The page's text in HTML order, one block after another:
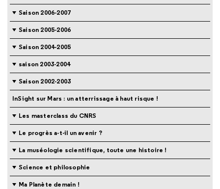
Saison 2006-2007
Saison 2005-2006
Saison 2004-2005
saison 2003-2004
Saison 2002-2003
InSight sur Mars : un atterrissage à haut risque !
Les masterclass du CNRS
Le progrès a-t-il un avenir ?
La muséologie scientifique, toute une histoire !
Science et philosophie
Ma Planète demain !